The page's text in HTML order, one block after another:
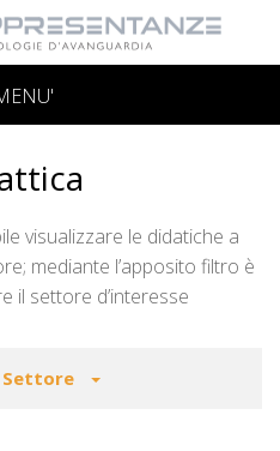
visualizzare le didatiche a
mediante l’apposito filtro è
il settore d’interesse
Settore